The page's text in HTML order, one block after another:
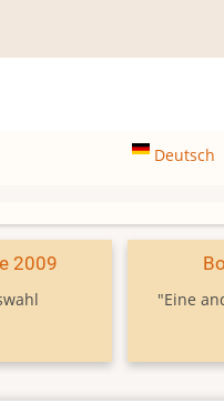
Deutsch
2009
"Eine